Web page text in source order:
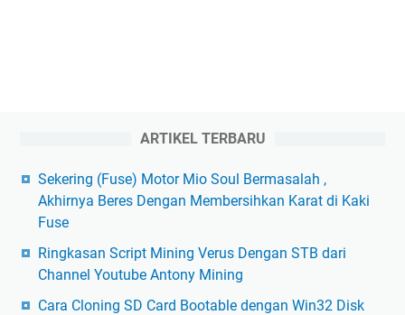
ARTIKEL TERBARU
Sekering (Fuse) Motor Mio Soul Bermasalah ,
Akhirnya Beres Dengan Membersihkan Karat di Kaki
Fuse
Ringkasan Script Mining Verus Dengan STB dari
Channel Youtube Antony Mining
Cara Cloning SD Card Bootable dengan Win32 Disk